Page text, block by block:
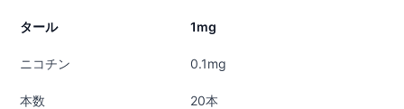
タール 1mg
ニコチン 0.1mg
本数 20本